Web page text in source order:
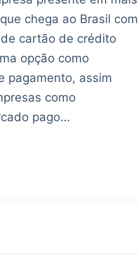
chega ao Brasil com
cartão de crédito
opção como
pagamento, assim
como
pago…